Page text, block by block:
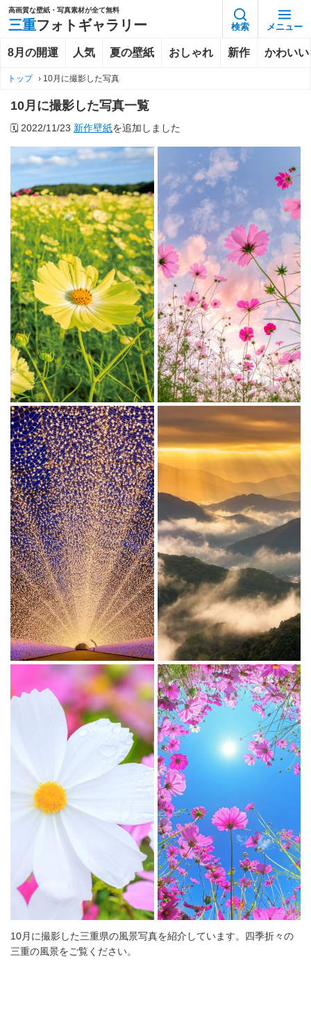
高画質な壁紙・写真素材が全て無料
三重フォトギャラリー 検索 メニュー
8月の開運 人気 夏の壁紙 おしゃれ 新作 かわいい
トップ › 10月に撮影した写真
10月に撮影した写真一覧
🗓️ 2022/11/23 新作壁紙を追加しました
10月に撮影した三重県の風景写真を紹介しています。四季折々の
三重の風景をご覧ください。